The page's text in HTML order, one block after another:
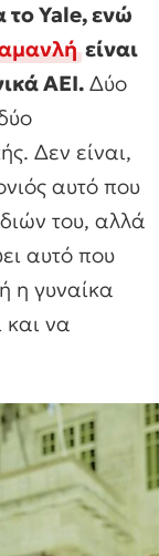
το Yale, ενώ
είναι
ΑΕΙ. Δύο
Δεν είναι,
αυτό που
του, αλλά
αυτό που
η γυναίκα
και να